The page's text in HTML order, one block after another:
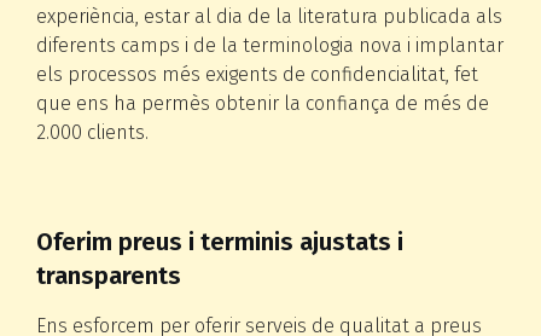
experiència, estar al dia de la literatura publicada als
diferents camps i de la terminologia nova i implantar
els processos més exigents de confidencialitat, fet
que ens ha permès obtenir la confiança de més de
2.000 clients.
Oferim preus i terminis ajustats i
transparents
Ens esforcem per oferir serveis de qualitat a preus